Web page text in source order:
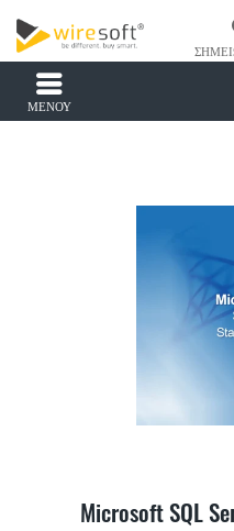
ΜΕΝΟΎ
Microsoft SQL